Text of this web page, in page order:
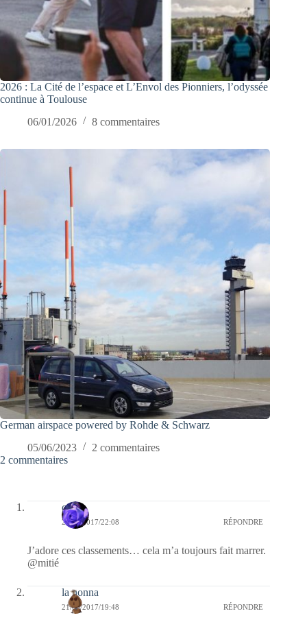
2026 : La Cité de l’espace et L’Envol des Pionniers, l’odyssée
continue à Toulouse
06/01/2026
8 commentaires
German airspace powered by Rohde & Schwarz
05/06/2023
2 commentaires
2 commentaires
covix
21/03/2017/22:08 RÉPONDRE
J’adore ces classements… cela m’a toujours fait marrer.
@mitié
la nonna
21/03/2017/19:48 RÉPONDRE